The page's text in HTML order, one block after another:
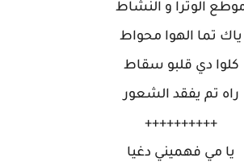
الوترا و النشاط
ياك تما الهوا محواط
كلوا دي قلبو سقاط
راه تم يفقد الشعور
++++++++++
يا مي فهميني دغيا